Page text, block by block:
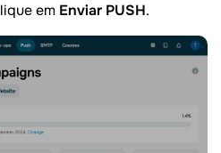
em Enviar PUSH.